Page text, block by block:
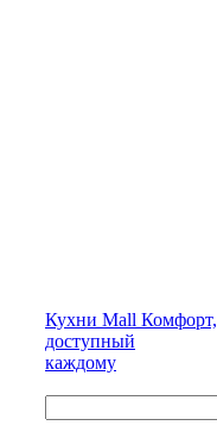
Кухни Mall Комфорт,
доступный
каждому